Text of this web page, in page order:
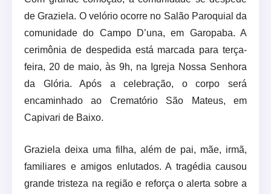
de Graziela. O velório ocorre no Salão Paroquial da
comunidade do Campo D’una, em Garopaba. A
cerimônia de despedida está marcada para terça-
feira, 20 de maio, às 9h, na Igreja Nossa Senhora
da Glória. Após a celebração, o corpo será
encaminhado ao Crematório São Mateus, em
Capivari de Baixo.
Graziela deixa uma filha, além de pai, mãe, irmã,
familiares e amigos enlutados. A tragédia causou
grande tristeza na região e reforça o alerta sobre a